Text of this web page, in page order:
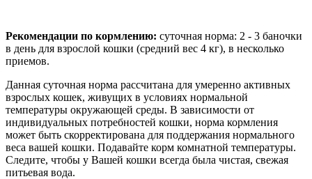
Рекомендации по кормлению: cуточная норма: 2 - 3 баночки
в день для взрослой кошки (средний вес 4 кг), в несколько
приемов.
Данная суточная норма рассчитана для умеренно активных
взрослых кошек, живущих в условиях нормальной
температуры окружающей среды. В зависимости от
индивидуальных потребностей кошки, норма кормления
может быть скорректирована для поддержания нормального
веса вашей кошки. Подавайте корм комнатной температуры.
Следите, чтобы у Вашей кошки всегда была чистая, свежая
питьевая вода.